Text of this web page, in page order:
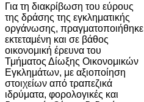
Για τη διακρίβωση του εύρους
της δράσης της εγκληματικής
οργάνωσης, πραγματοποιήθηκε
εκτεταμένη και σε βάθος
οικονομική έρευνα του
Τμήματος Δίωξης Οικονομικών
Εγκλημάτων, με αξιοποίηση
στοιχείων από τραπεζικά
ιδρύματα, φορολογικές και